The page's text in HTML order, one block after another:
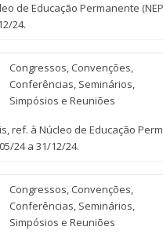
de Educação Permanente
24.
Congressos, Convenções,
Conferências, Seminários,
Simpósios e Reuniões
ref. à Núcleo de Educação
24 a 31/12/24.
Congressos, Convenções,
Conferências, Seminários,
Simpósios e Reuniões